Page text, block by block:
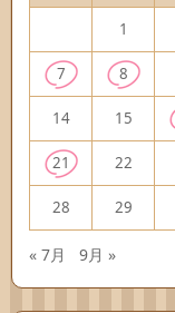
1
7 8
14 15
21 22
28 29
« 7月 9月 »